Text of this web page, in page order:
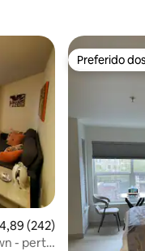
de uma avaliação
4,89 (242)
- perto
Preferido
Preferido